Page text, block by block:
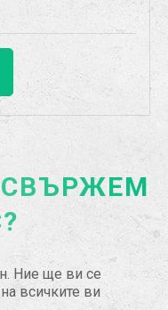
СВЪРЖЕМ
Ние ще ви се
всичките ви